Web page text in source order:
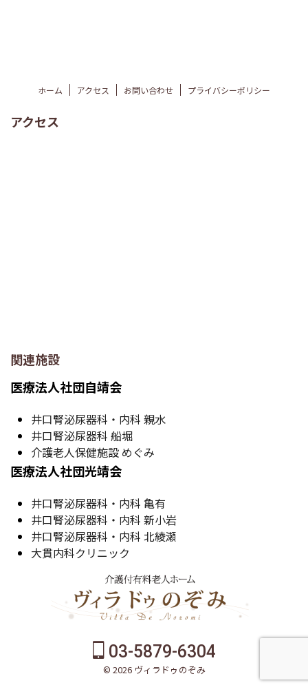
ホーム アクセス お問い合わせ プライバシーポリシー
アクセス
関連施設
医療法人社団自靖会
井口腎泌尿器科・内科 親水
井口腎泌尿器科 船堀
介護老人保健施設 めぐみ
医療法人社団光靖会
井口腎泌尿器科・内科 亀有
井口腎泌尿器科・内科 新小岩
井口腎泌尿器科・内科 北綾瀬
大貫内科クリニック
03-5879-6304
© 2026 ヴィラドゥのぞみ